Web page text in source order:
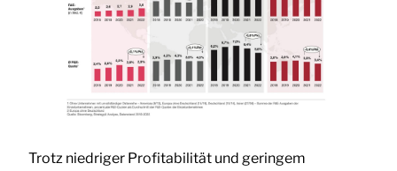
Trotz niedriger Profitabilität und geringem